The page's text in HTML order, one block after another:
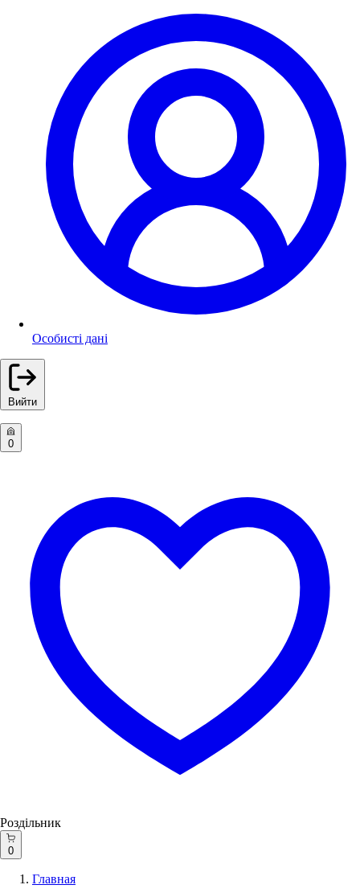
Особисті дані
Вийти
0
Роздільник
0
Главная